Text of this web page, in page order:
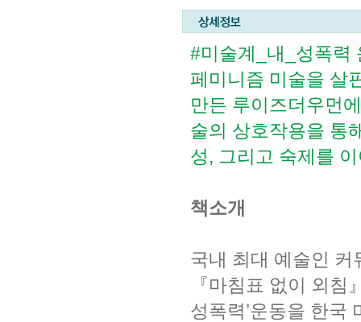
#미술계_내_성폭력
페미니즘 미술을 살
만든 루이즈더우먼
술의 상호작용을 통
성, 그리고 숙제를
책소개
국내 최대 예술인 커
『마침표 없이 외
성폭력’운동을 한국